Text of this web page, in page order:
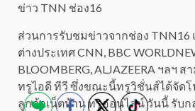
ข่าว TNN ช่อง16
ส่วนการรับชมข่าวจากช่อง TNN16
ต่างประเทศ CNN, BBC
BLOOMBERG, ALJAZEERA ฯลฯ
ทรูไอดี ทีวี ซึ่งขณะนี้ทรูวิชั่นส์ได้จัด
ลูกค้าเน็ตบ้าน ทรูออนไลน์ วันนี้ รับก